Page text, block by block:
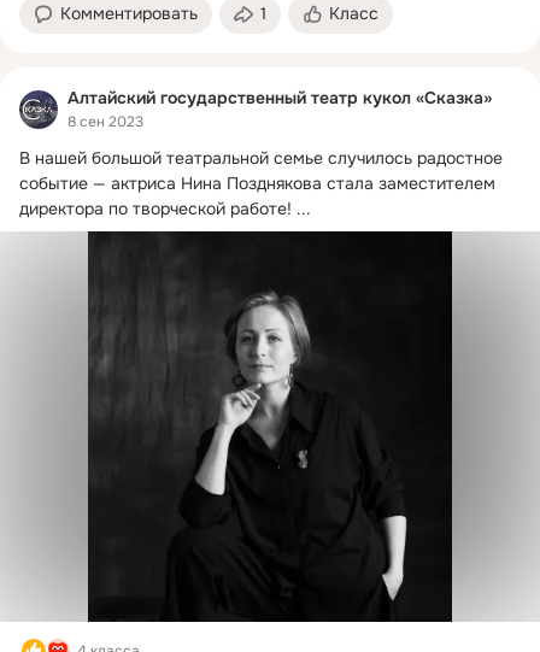
Комментировать 1 Класс
Алтайский государственный театр кукол «Сказка»
8 сен 2023
В нашей большой театральной семье случилось радостное
событие — актриса Нина Позднякова стала заместителем
директора по творческой работе! ...